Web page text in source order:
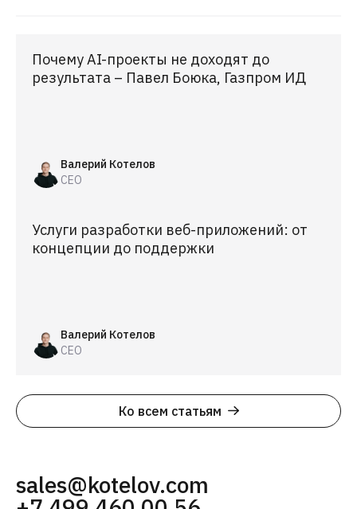
Почему AI-проекты не доходят до
результата – Павел Боюка, Газпром ИД
Валерий Котелов
CEO
Услуги разработки веб-приложений: от
концепции до поддержки
Валерий Котелов
CEO
Ко всем статьям
sales@kotelov.com